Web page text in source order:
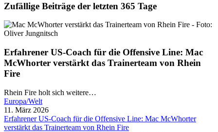
Zufällige Beiträge der letzten 365 Tage
Erfahrener US-Coach für die Offensive Line: Mac
McWhorter verstärkt das Trainerteam von Rhein
Fire
Rhein Fire holt sich weitere…
Europa/Welt
11. März 2026
Erfahrener US-Coach für die Offensive Line: Mac McWhorter
verstärkt das Trainerteam von Rhein Fire